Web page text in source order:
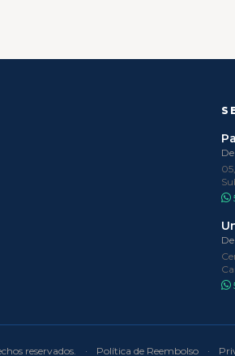
reservados. · Política de Reembolso ·